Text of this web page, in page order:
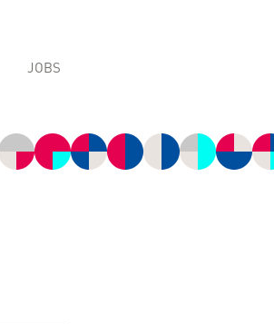
JOBS
Ausbildung bei VG-ORTH
Ausbildungsberufe